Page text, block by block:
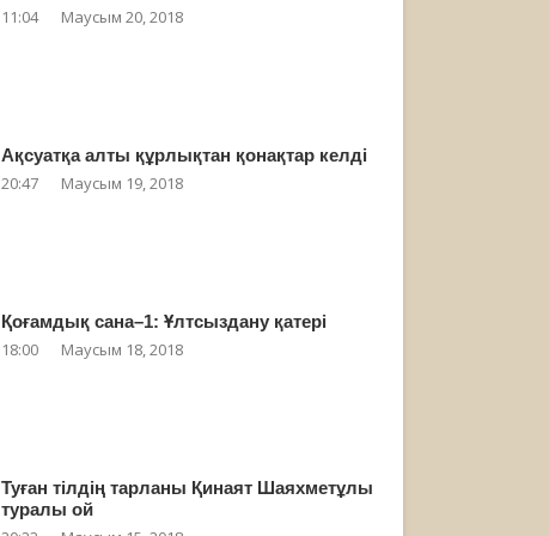
11:04 Маусым 20, 2018
Ақсуатқа алты құрлықтан қонақтар келді
20:47 Маусым 19, 2018
Қоғамдық сана–1: Ұлтсыздану қатері
18:00 Маусым 18, 2018
Туған тілдің тарланы Қинаят Шаяхметұлы
туралы ой